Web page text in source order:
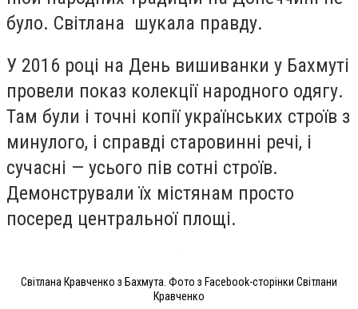
було. Світлана шукала правду.
У 2016 році на День вишиванки у Бахмуті
провели показ колекції народного одягу.
Там були і точні копії українських строїв з
минулого, і справді старовинні речі, і
сучасні — усього пів сотні строїв.
Демонстрували їх містянам просто
посеред центральної площі.
Світлана Кравченко з Бахмута. Фото з Facebook-сторінки Світлани
Кравченко